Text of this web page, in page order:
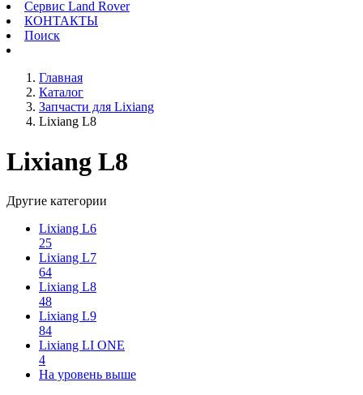
Сервис Land Rover
КОНТАКТЫ
Поиск
Главная
Каталог
Запчасти для Lixiang
Lixiang L8
Lixiang L8
Другие категории
Lixiang L6
25
Lixiang L7
64
Lixiang L8
48
Lixiang L9
84
Lixiang LI ONE
4
На уровень выше